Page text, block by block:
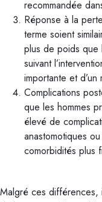
recommandée
Réponse à la
terme soient
plus de poids que
suivant
importante et
Complications
que les hommes
élevé de
anastomotiques
comorbidités plus
Malgré ces différences,